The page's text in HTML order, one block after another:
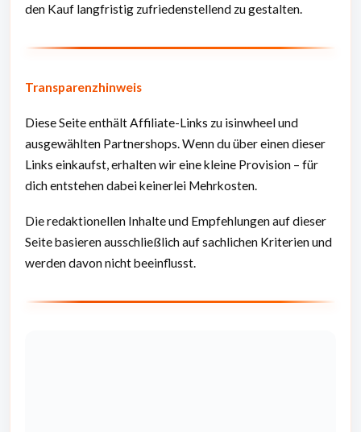
den Kauf langfristig zufriedenstellend zu gestalten.
Transparenzhinweis
Diese Seite enthält Affiliate-Links zu isinwheel und
ausgewählten Partnershops. Wenn du über einen dieser
Links einkaufst, erhalten wir eine kleine Provision – für
dich entstehen dabei keinerlei Mehrkosten.
Die redaktionellen Inhalte und Empfehlungen auf dieser
Seite basieren ausschließlich auf sachlichen Kriterien und
werden davon nicht beeinflusst.